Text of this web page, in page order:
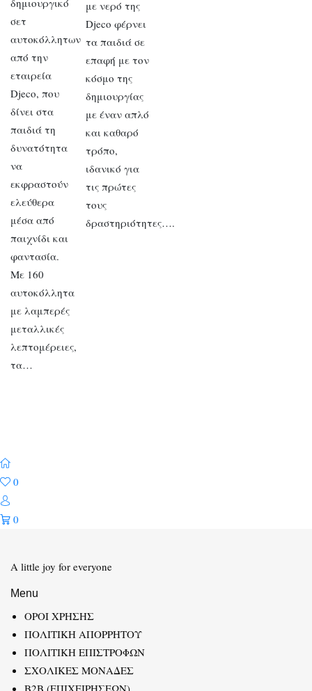
δημιουργικό
σετ
αυτοκόλλητων
από την
εταιρεία
Djeco, που
δίνει στα
παιδιά τη
δυνατότητα
να
εκφραστούν
ελεύθερα
μέσα από
παιχνίδι και
φαντασία.
Με 160
αυτοκόλλητα
με λαμπερές
μεταλλικές
λεπτομέρειες,
τα…
με νερό της
Djeco φέρνει
τα παιδιά σε
επαφή με τον
κόσμο της
δημιουργίας
με έναν απλό
και καθαρό
τρόπο,
ιδανικό για
τις πρώτες
τους
δραστηριότητες….
0
0
A little joy for everyone
Menu
ΟΡΟΙ ΧΡΗΣΗΣ
ΠΟΛΙΤΙΚΗ ΑΠΟΡΡΗΤΟΥ
ΠΟΛΙΤΙΚΗ ΕΠΙΣΤΡΟΦΩΝ
ΣΧΟΛΙΚΕΣ ΜΟΝΑΔΕΣ
B2B (ΕΠΙΧΕΙΡΗΣΕΩΝ)